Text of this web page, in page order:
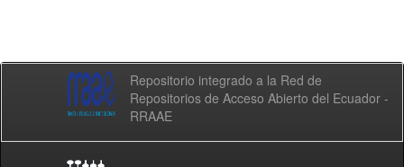
Repositorio integrado a la Red de
Repositorios de Acceso Abierto del Ecuador -
RRAAE